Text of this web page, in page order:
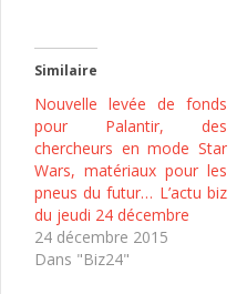
Similaire
Nouvelle levée de fonds
pour Palantir, des
chercheurs en mode Star
Wars, matériaux pour les
pneus du futur… L’actu biz
du jeudi 24 décembre
24 décembre 2015
Dans "Biz24"